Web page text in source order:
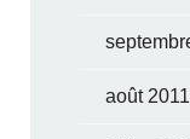
août 2011